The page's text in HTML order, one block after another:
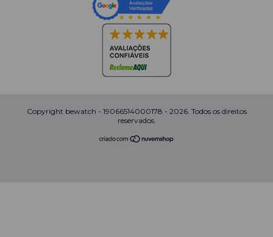
Copyright bewatch - 19066514000178 - 2026. Todos os direitos
reservados.